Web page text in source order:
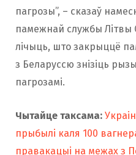
пагрозы”, – сказаў
памежнай службы Літвы
лічыць, што закрыццё
з Беларуссю знізіць
пагрозамі.
Чытайце таксама:
прыбылі каля 100
правакацыі на межах з